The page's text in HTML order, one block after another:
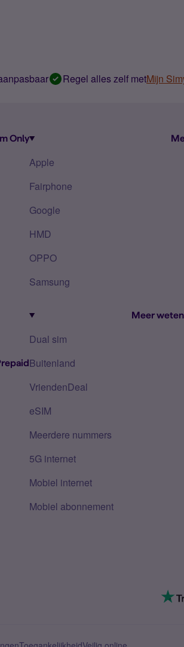
Regel alles zelf metMijn
Only
Apple
Fairphone
Google
HMD
OPPO
Samsung
Meer
Dual sim
Buitenland
VriendenDeal
eSIM
Meerdere nummers
5G internet
Mobiel internet
Mobiel abonnement